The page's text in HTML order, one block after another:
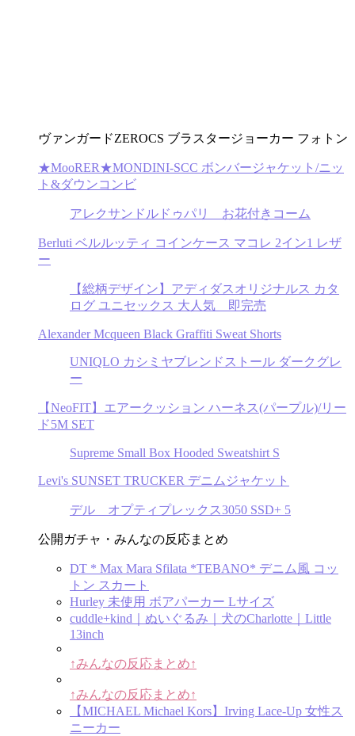
ヴァンガードZEROCS ブラスタージョーカー フォトン
★MooRER★MONDINI-SCC ボンバージャケット/ニッ
ト&ダウンコンビ
アレクサンドルドゥパリ お花付きコーム
Berluti ベルルッティ コインケース マコレ 2イン1 レザ
ー
【総柄デザイン】アディダスオリジナルス カタ
ログ ユニセックス 大人気 即完売
Alexander Mcqueen Black Graffiti Sweat Shorts
UNIQLO カシミヤブレンドストール ダークグレ
ー
【NeoFIT】エアークッション ハーネス(パープル)/リー
ド5M SET
Supreme Small Box Hooded Sweatshirt S
Levi's SUNSET TRUCKER デニムジャケット
デル オプティプレックス3050 SSD+ 5
公開ガチャ・みんなの反応まとめ
DT * Max Mara Sfilata *TEBANO* デニム風 コッ
トン スカート
Hurley 未使用 ボアパーカー Lサイズ
cuddle+kind｜ぬいぐるみ｜犬のCharlotte｜Little
13inch
↑みんなの反応まとめ↑
↑みんなの反応まとめ↑
【MICHAEL Michael Kors】Irving Lace-Up 女性ス
ニーカー